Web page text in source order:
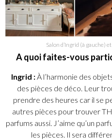
Salon d’Ingrid (à gauche)
A quoi faites-vous
Ingrid :À l’harmonie des
des pièces de déco. Leur
prendre des heures car il se
autres pièces pour trouver
parfums aussi. J’aime qu’un
les pièces. Il sera